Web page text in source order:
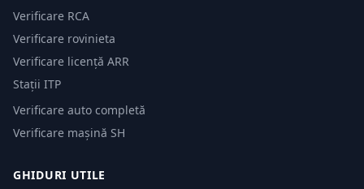
Verificare RCA
Verificare rovinieta
Verificare licență ARR
Stații ITP
Verificare auto completă
Verificare mașină SH
GHIDURI UTILE